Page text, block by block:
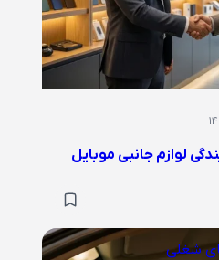
لوازم جانبی موبایل
شغلی